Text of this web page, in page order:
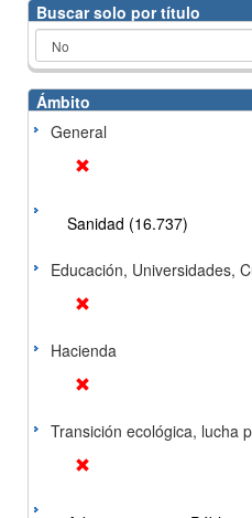
Buscar solo por título
Ámbito
General
Sanidad (16.737)
Educación, Universidades,
Hacienda
Transición ecológica, lucha